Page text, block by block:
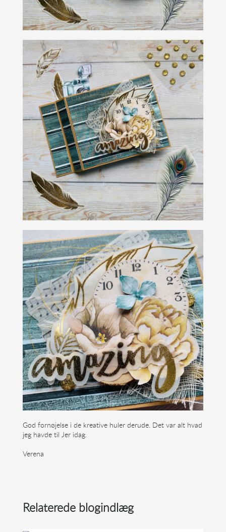
God fornøjelse i de kreative huler derude. Det var alt hvad
jeg havde til Jer idag.
Verena
Relaterede blogindlæg